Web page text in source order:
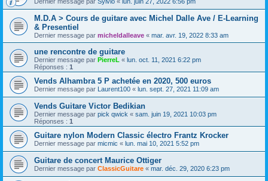
M.D.A > Cours de guitare avec Michel Dalle Ave / E-Learning
& Presentiel
Dernier message par micheldalleave « mar. avr. 19, 2022 8:33 am
une rencontre de guitare
Dernier message par PierreL « lun. oct. 11, 2021 6:22 pm
Réponses : 1
Vends Alhambra 5 P achetée en 2020, 500 euros
Dernier message par Laurent100 « lun. sept. 27, 2021 11:09 am
Vends Guitare Victor Bedikian
Dernier message par pick qwick « sam. juin 19, 2021 10:03 pm
Réponses : 1
Guitare nylon Modern Classic électro Frantz Krocker
Dernier message par micmic « lun. mai 10, 2021 5:52 pm
Guitare de concert Maurice Ottiger
Dernier message par ClassicGuitare « mar. déc. 29, 2020 6:23 pm